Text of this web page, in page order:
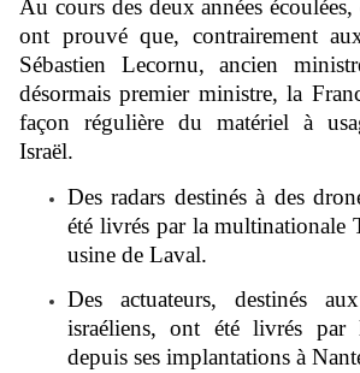
Au cours des deux années écoulées,
ont prouvé que, contrairement
Sébastien Lecornu, ancien
désormais premier ministre, la
façon régulière du matériel à
Israël.
Des radars destinés à des
été livrés par la multinationale
usine de Laval.
Des actuateurs, destinés
israéliens, ont été livrés par
depuis ses implantations à